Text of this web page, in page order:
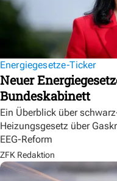
Energiegesetze-Ticker
Neuer
Bundeskabinett
Ein Überblick über
Heizungsgesetz über
EEG-Reform
ZFK Redaktion